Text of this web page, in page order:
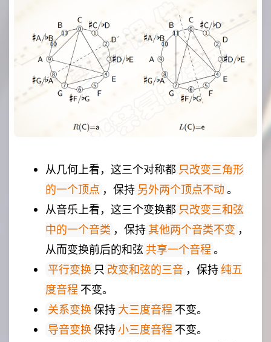
从几何上看，这三个对称都 只改变三角形
的一个顶点 ，保持 另外两个顶点不动 。
从音乐上看，这三个变换都 只改变三和弦
中的一个音类 ，保持 其他两个音类不变 ，
从而变换前后的和弦共享一个音程 。
平行变换 只 改变和弦的三音 ，保持 纯五
度音程 不变。
关系变换 保持 大三度音程 不变。
导音变换 保持小三度音程 不变。